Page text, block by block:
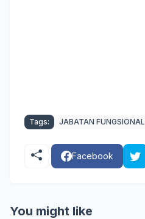
Tags: JABATAN FUNGSIONAL
Facebook
You might like